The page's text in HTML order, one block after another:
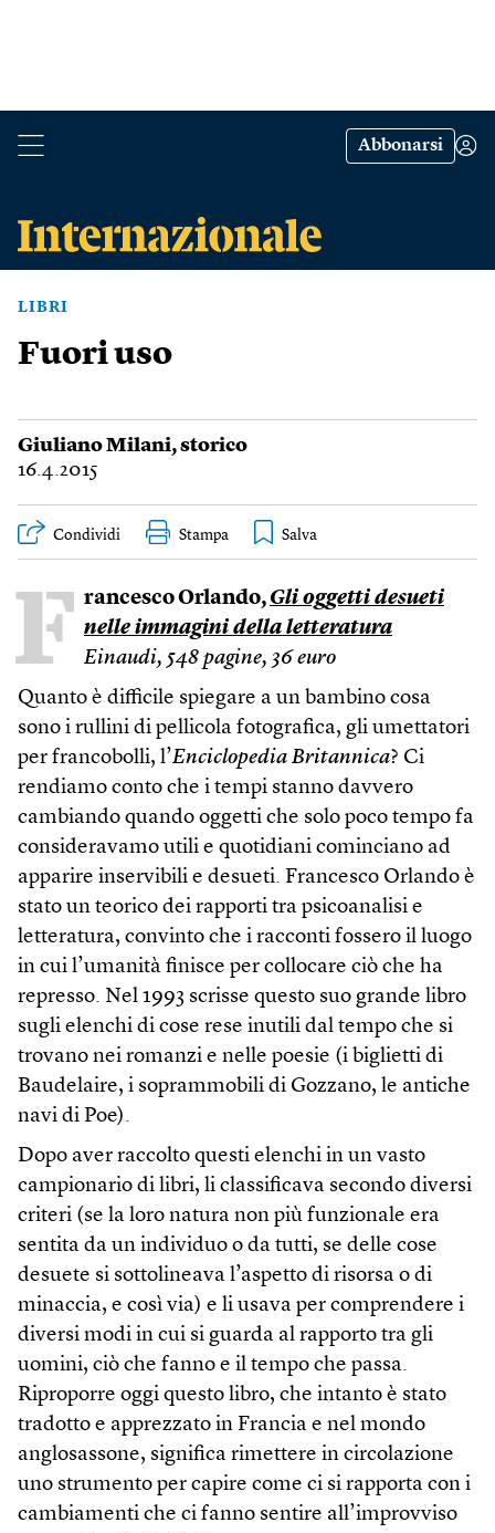
Abbonarsi
LIBRI
Fuori uso
Giuliano Milani, storico
16.4.2015
Condividi Stampa
F rancesco Orlando, Gli oggetti desueti
nelle immagini della letteratura
Einaudi, 548 pagine, 36 euro
Quanto è difficile spiegare a un bambino cosa
sono i rullini di pellicola fotografica, gli umettatori
per francobolli, l’Enciclopedia Britannica? Ci
rendiamo conto che i tempi stanno davvero
cambiando quando oggetti che solo poco tempo fa
consideravamo utili e quotidiani cominciano ad
apparire inservibili e desueti. Francesco Orlando è
stato un teorico dei rapporti tra psicoanalisi e
letteratura, convinto che i racconti fossero il luogo
in cui l’umanità finisce per collocare ciò che ha
represso. Nel 1993 scrisse questo suo grande libro
sugli elenchi di cose rese inutili dal tempo che si
trovano nei romanzi e nelle poesie (i biglietti di
Baudelaire, i soprammobili di Gozzano, le antiche
navi di Poe).
Dopo aver raccolto questi elenchi in un vasto
campionario di libri, li classificava secondo diversi
criteri (se la loro natura non più funzionale era
sentita da un individuo o da tutti, se delle cose
desuete si sottolineava l’aspetto di risorsa o di
minaccia, e così via) e li usava per comprendere i
diversi modi in cui si guarda al rapporto tra gli
uomini, ciò che fanno e il tempo che passa.
Riproporre oggi questo libro, che intanto è stato
tradotto e apprezzato in Francia e nel mondo
anglosassone, significa rimettere in circolazione
uno strumento per capire come ci si rapporta con i
cambiamenti che ci fanno sentire all’improvviso